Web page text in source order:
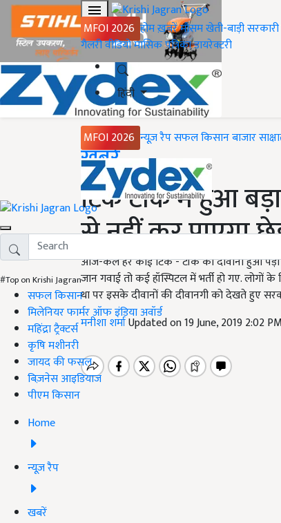
MFOI 2026 होमख़बरेंमौसमखेती-बाड़ी
गैलरीवीडियोमासिक पत्रिकाडायरेक्टरी
हिंदी
MFOI 2026 न्यूज़ रैपसफल किसानबाजार
#Top on Krishi Jagran
सफल किसान
मिलेनियर फार्मर ऑफ इंडिया अवॉर्ड
महिंद्रा ट्रैक्टर्स
कृषि मशीनरी
जायद की फसल
बिज़नेस आइडियाज
पीएम किसान
Home
न्यूज़ रैप
खबरें
Home
ख़बरें
टिक टॉक में हुआ
से नहीं कर पाएगा
आज-कल हर कोई टिक - टॉक का दीवाना हुआ पड़ा
जान गवाई तो कई हॉस्पिटल में भर्ती हो गए.
था पर इसके दीवानों की दीवानगी को देखते हुए
मनीशा शर्माUpdated on 19 June, 2019 2:02